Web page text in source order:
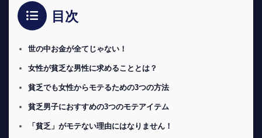
目次
世の中お金が全てじゃない！
女性が貧乏な男性に求めることとは？
貧乏でも女性からモテるための3つの方法
貧乏男子におすすめの3つのモテアイテム
「貧乏」がモテない理由にはなりません！